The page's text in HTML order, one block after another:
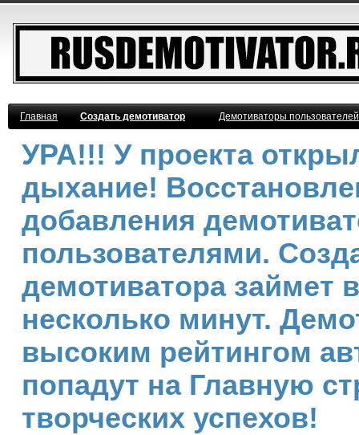
Главная Создать демотиватор Демотиваторы
УРА!!! У проекта
дыхание!
добавления
пользователями.
демотиватора займет
несколько минут.
высоким рейтингом
попадут на Главную
творческих успехов!